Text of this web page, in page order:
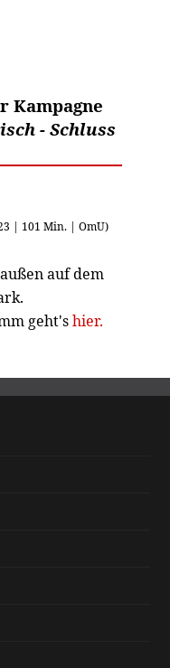
Kampagne
- Schluss
| 101 Min. | OmU)
auf dem
geht'shier.